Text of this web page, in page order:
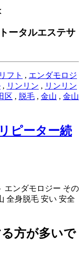
ータルエステサ
フト , エンダモロジ
, リンリン , リンリン
区 , 脱毛 , 金山 , 金山
ピーター続
エンダモロジー その
全身脱毛 安い 安全
方が多いで